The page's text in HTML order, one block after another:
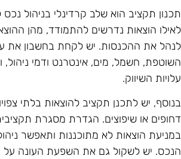
תקציב הוא שלב קרדינלי בניהול
הוצאות נדרשים להתמודד, מהן
את ההכנסות. יש לקחת בחשבון את
חשמל, מים, אינטרנט ודמי ניהול,
השיווק.
יש לתכנן תקציב להוצאות בלתי
או שיפוצים. הגדרת מסגרת
הוצאות לא מתוכננות ותאפשר
יש לשקול גם את השפעת העונה על